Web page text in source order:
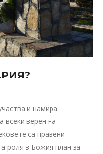
и намира
всеки верен на
са правени
роля в Божия план за